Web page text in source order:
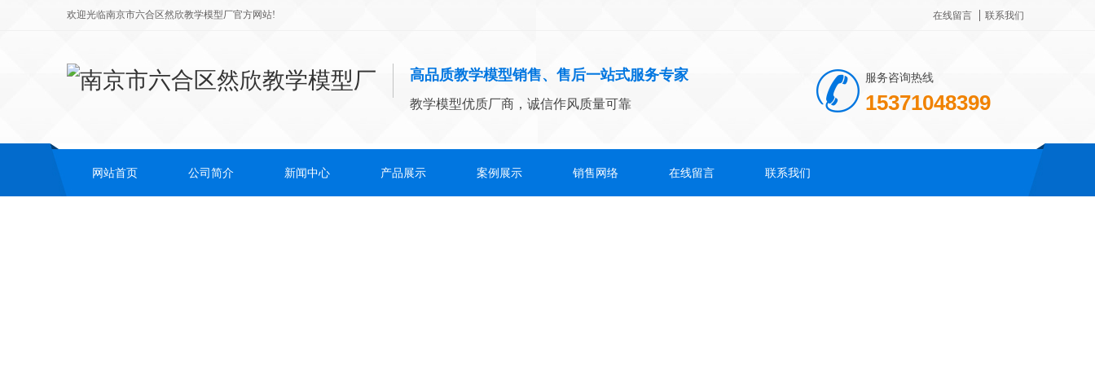
欢迎光临南京市六合区然欣教学模型厂官方网站! 在线留言 联系我们
高品质教学模型销售、售后一站式服务专家
教学模型优质厂商，诚信作风质量可靠
服务咨询热线
15371048399
网站首页 公司简介 新闻中心 产品展示 案例展示 销售网络 在线留言 联系我们